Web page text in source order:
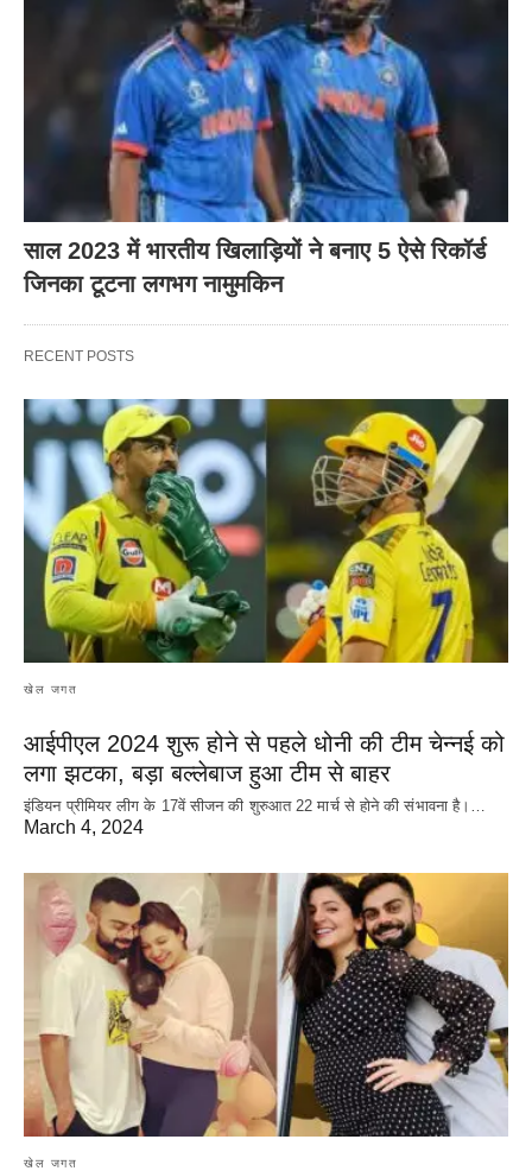
साल 2023 में भारतीय खिलाड़ियों ने बनाए 5 ऐसे रिकॉर्ड
जिनका टूटना लगभग नामुमकिन
RECENT POSTS
खेल जगत
आईपीएल 2024 शुरू होने से पहले धोनी की टीम चेन्नई को
लगा झटका, बड़ा बल्लेबाज हुआ टीम से बाहर
इंडियन प्रीमियर लीग के 17वें सीजन की शुरुआत 22 मार्च से होने की संभावना है।…
March 4, 2024
खेल जगत